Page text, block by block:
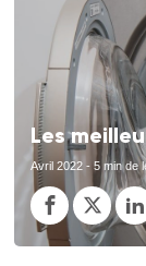
Les
Avril 2022 - 5 min de